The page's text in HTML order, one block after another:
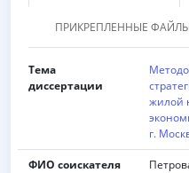
ПРИКРЕПЛЕННЫЕ ФАЙЛЫ
Тема
диссертации
жилой
г.
ФИО соискателя